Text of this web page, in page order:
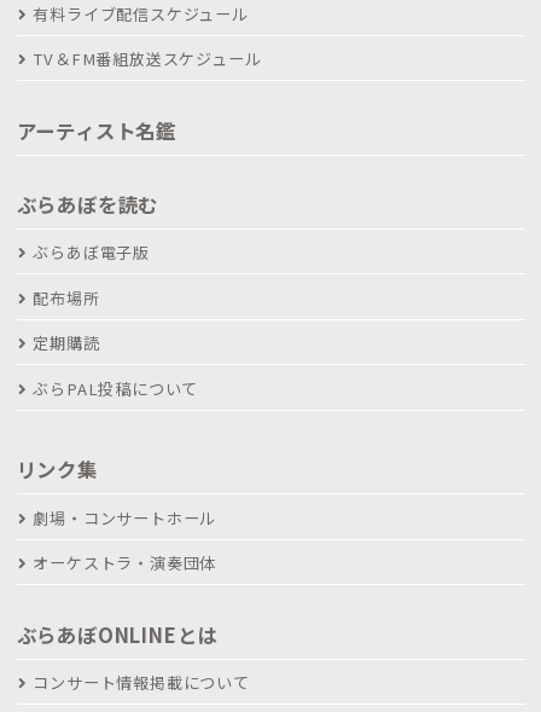
有料ライブ配信スケジュール
TV＆FM番組放送スケジュール
アーティスト名鑑
ぶらあぼを読む
ぶらあぼ電子版
配布場所
定期購読
ぶらPAL投稿について
リンク集
劇場・コンサートホール
オーケストラ・演奏団体
ぶらあぼONLINEとは
コンサート情報掲載について